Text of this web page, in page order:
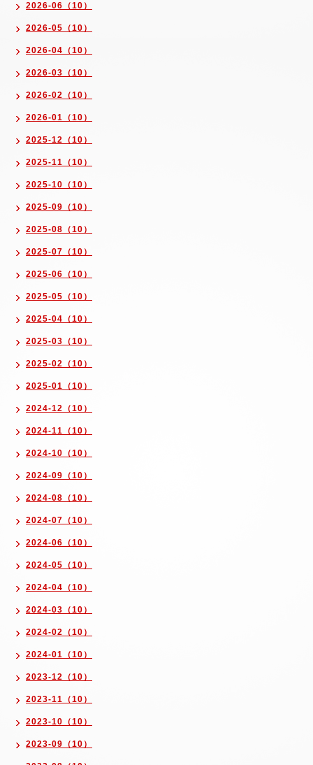
2026-06（10）
2026-05（10）
2026-04（10）
2026-03（10）
2026-02（10）
2026-01（10）
2025-12（10）
2025-11（10）
2025-10（10）
2025-09（10）
2025-08（10）
2025-07（10）
2025-06（10）
2025-05（10）
2025-04（10）
2025-03（10）
2025-02（10）
2025-01（10）
2024-12（10）
2024-11（10）
2024-10（10）
2024-09（10）
2024-08（10）
2024-07（10）
2024-06（10）
2024-05（10）
2024-04（10）
2024-03（10）
2024-02（10）
2024-01（10）
2023-12（10）
2023-11（10）
2023-10（10）
2023-09（10）